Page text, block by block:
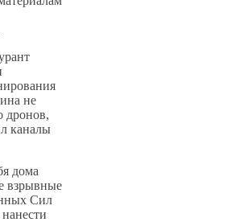
не
дронов,
каналы
дома
взрывные
Сил